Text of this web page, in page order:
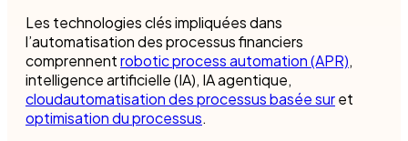
Les technologies clés impliquées dans
l’automatisation des processus financiers
comprennentrobotic process automation (APR),
intelligence artificielle (IA), IA agentique,
cloudautomatisation des processus basée suret
optimisation du processus.